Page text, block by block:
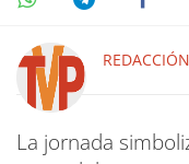
REDACCIÓN
La jornada